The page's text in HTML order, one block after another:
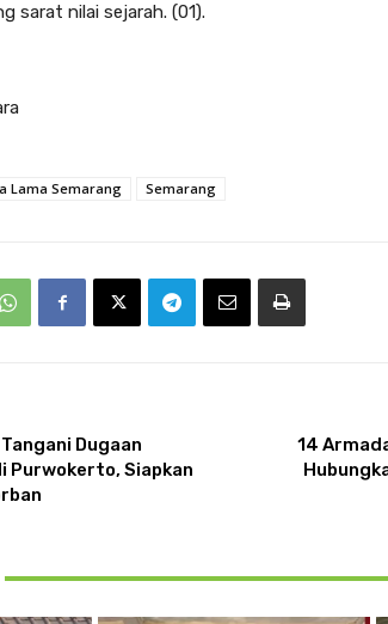
sarat nilai sejarah. (01).
Lama Semarang Semarang
Dugaan
Purwokerto, Siapkan
14